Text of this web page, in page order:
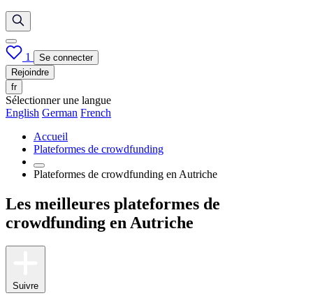
1
Se connecter
Rejoindre
fr
Sélectionner une langue
English German French
Accueil
Plateformes de crowdfunding
Plateformes de crowdfunding en Autriche
Les meilleures plateformes de
crowdfunding en Autriche
Suivre